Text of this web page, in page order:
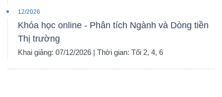
12/2026
Khóa học online - Phân tích Ngành và Dòng tiền
Thị trường
Khai giảng: 07/12/2026 | Thời gian: Tối 2, 4, 6